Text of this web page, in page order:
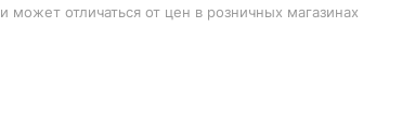
и может отличаться от цен в розничных магазинах